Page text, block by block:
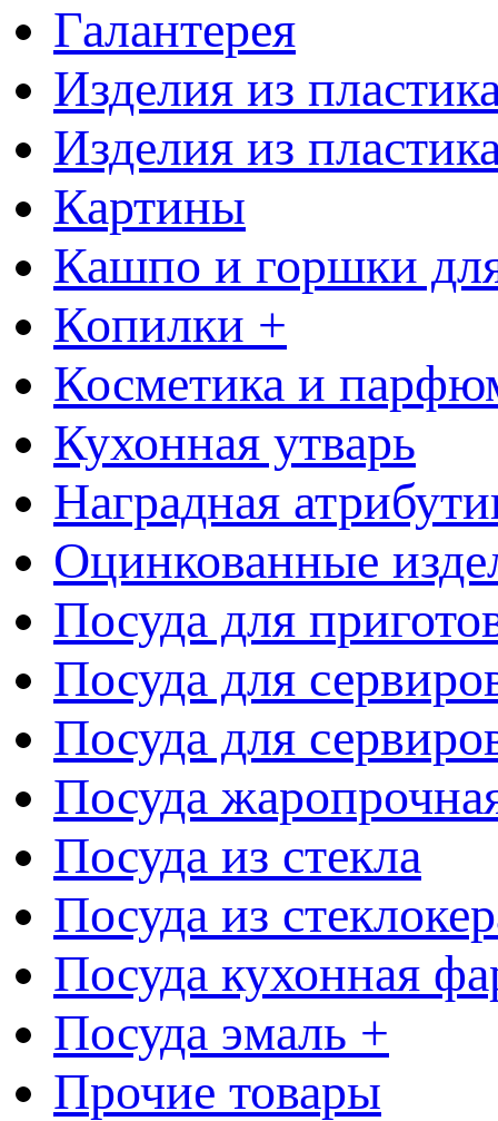
Галантерея
Изделия из
Изделия из
Картины
Кашпо и горшки
Копилки +
Косметика и
Кухонная утварь
Наградная
Оцинкованные
Посуда для
Посуда для
Посуда для
Посуда
Посуда из стекла
Посуда из
Посуда кухонная
Посуда эмаль +
Прочие товары